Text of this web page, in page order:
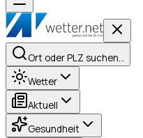
Ort oder PLZ suchen…
Wetter
Aktuell
Gesundheit